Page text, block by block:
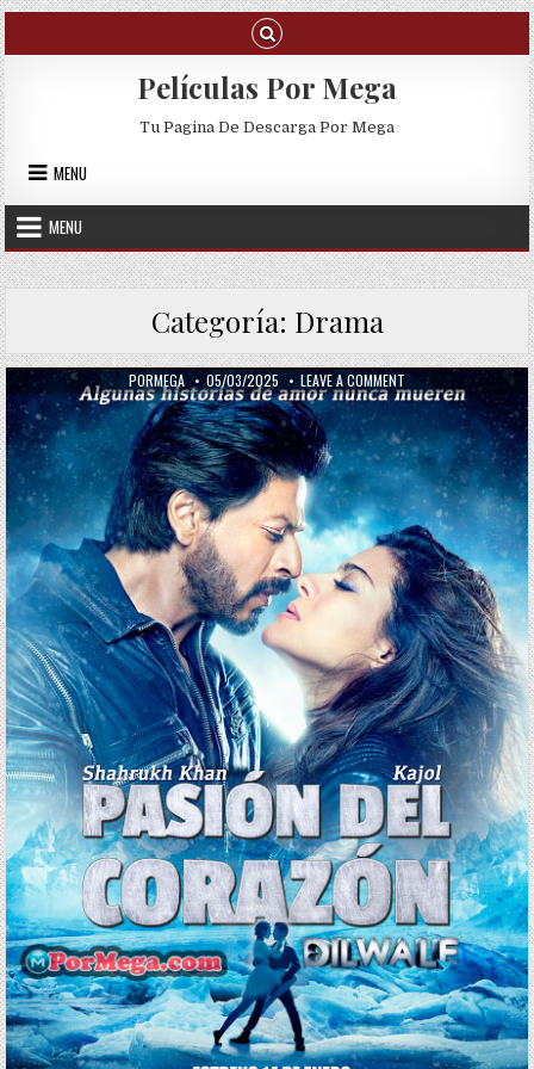
Skip to content
Películas Por Mega
Tu Pagina De Descarga Por Mega
MENU
MENU
Categoría: Drama
AUTHOR:
PORMEGA PUBLISHED DATE:
05/03/2025 LEAVE A COMMENT ON PASIÓN DEL